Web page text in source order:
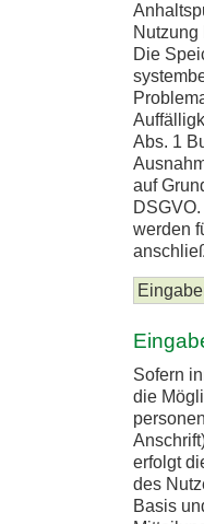
Nutzung
Die
Abs. 1
auf
werden
Sofern
die
erfolgt
des
Basis